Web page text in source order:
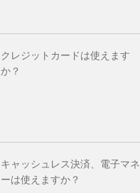
クレジットカードは使えます
か？
キャッシュレス決済、電子マネ
ーは使えますか？